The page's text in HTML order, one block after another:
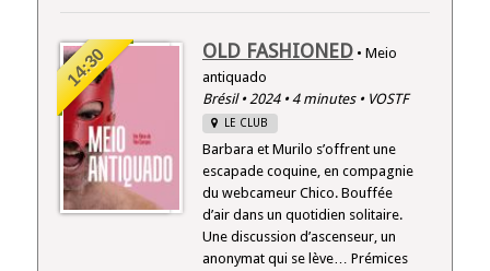
14:30 OLD FASHIONED • Meio
antiquado
Brésil • 2024 • 4 minutes • VOSTF
LE CLUB
Barbara et Murilo s’offrent une
escapade coquine, en compagnie
du webcameur Chico. Bouffée
d’air dans un quotidien solitaire.
Une discussion d’ascenseur, un
anonymat qui se lève… Prémices